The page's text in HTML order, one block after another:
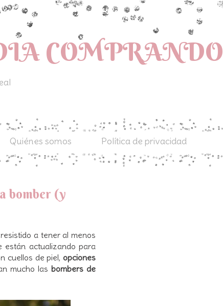
COMPRANDO
Quiénes somos Política de privacidad
bomber (y
a tener al menos
están actualizando para
cuellos de piel, opciones
mucho las bombers de